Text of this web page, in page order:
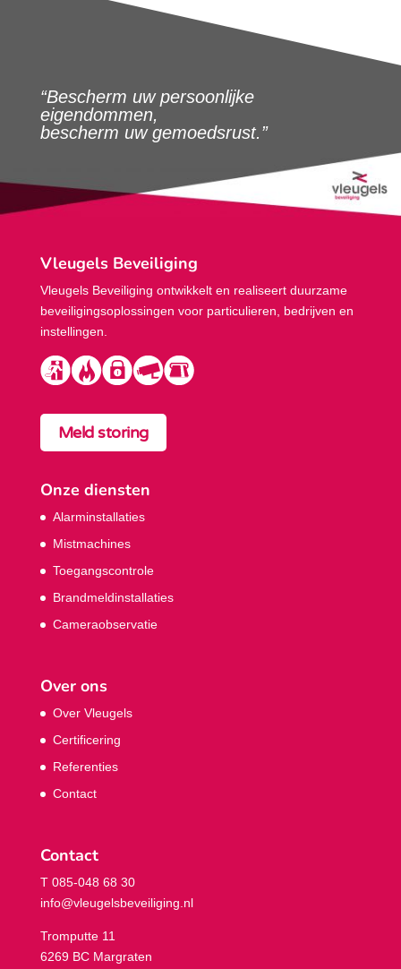
“Bescherm uw persoonlijke
eigendommen,
bescherm uw gemoedsrust.”
Vleugels Beveiliging
Vleugels Beveiliging ontwikkelt en realiseert duurzame
beveiligings­oplossingen voor particulieren, bedrijven en
instellingen.
Meld storing
Onze diensten
Alarminstallaties
Mistmachines
Toegangscontrole
Brandmeldinstallaties
Cameraobservatie
Over ons
Over Vleugels
Certificering
Referenties
Contact
Contact
T 085-048 68 30
info@vleugelsbeveiliging.nl
Tromputte 11
6269 BC Margraten